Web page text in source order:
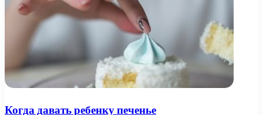
Когда давать ребенку печенье